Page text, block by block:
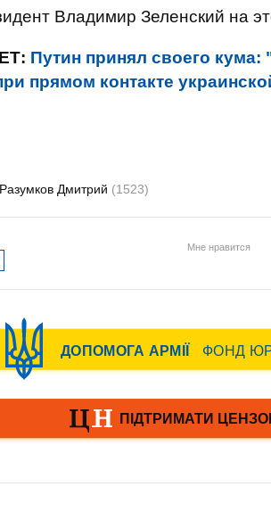
Владимир Зеленский на
Путин принял своего кума:
прямом контакте
Разумков Дмитрий (1523)
Мне нравится